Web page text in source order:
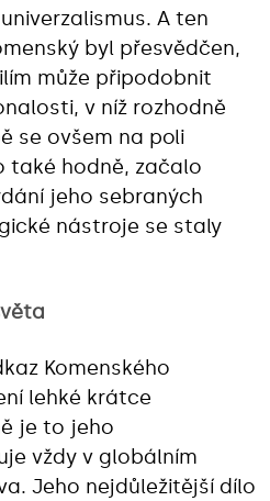
A ten
byl přesvědčen,
může připodobnit
v níž rozhodně
se ovšem na poli
také hodně, začalo
jeho sebraných
nástroje se staly
Komenského
lehké krátce
je to jeho
vždy v globálním
Jeho nejdůležitější dílo